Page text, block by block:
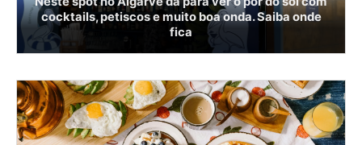
cocktails, petiscos e muito boa onda. Saiba onde
fica